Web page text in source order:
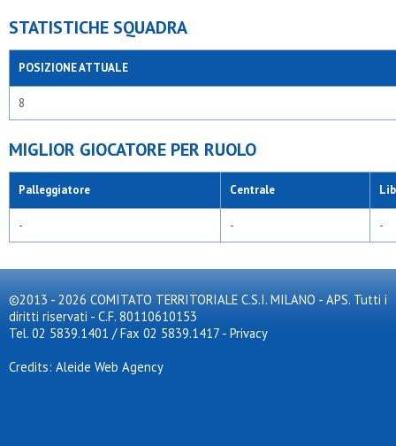
STATISTICHE SQUADRA
POSIZIONE ATTUALE
8
MIGLIOR GIOCATORE PER RUOLO
Palleggiatore Centrale
- - -
©2013 - 2026 COMITATO TERRITORIALE C.S.I. MILANO - APS. Tutti i
diritti riservati - C.F. 80110610153
Tel. 02 5839.1401 / Fax 02 5839.1417 - Privacy
Credits: Aleide Web Agency